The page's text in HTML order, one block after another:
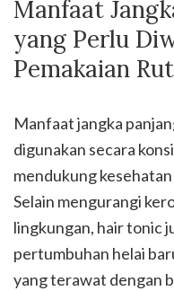
Manfaat
yang Perlu
Pemakaian
Manfaat jangka
digunakan secara
mendukung
Selain mengurangi
lingkungan, hair tonic
pertumbuhan helai
yang terawat dengan